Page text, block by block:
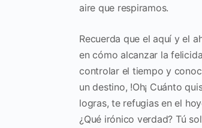
aire que respiramos.
Recuerda que el aquí y el
en cómo alcanzar la
controlar el tiempo y
un destino, !Oh¡ Cuánto
logras, te refugias en el
¿Qué irónico verdad? Tú